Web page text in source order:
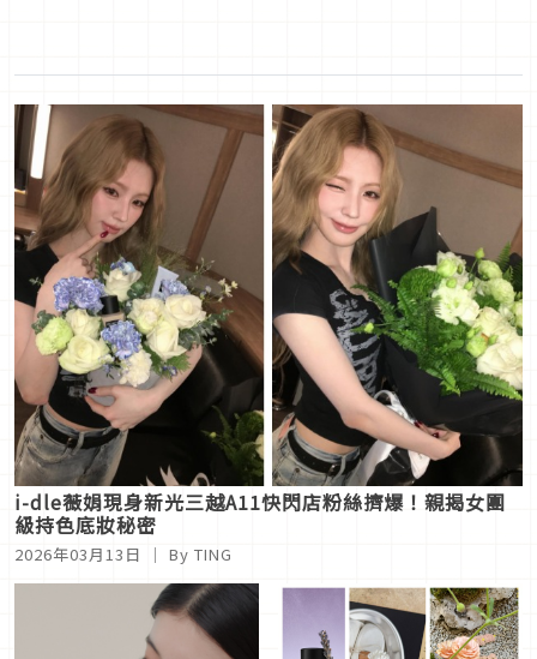
i-dle薇娟現身新光三越A11快閃店粉絲擠爆！親揭女團
級持色底妝秘密
2026年03月13日 ｜ By TING